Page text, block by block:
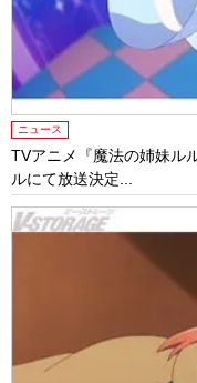
ニュース
TVアニメ『魔法の姉妹ル
ルにて放送決定...